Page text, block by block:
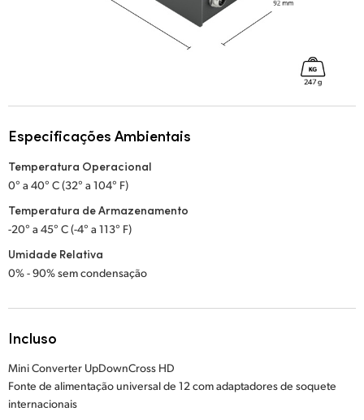
Especificações Ambientais
Temperatura Operacional
0° a 40° C (32° a 104° F)
Temperatura de Armazenamento
-20° a 45° C (-4° a 113° F)
Umidade Relativa
0% - 90% sem condensação
Incluso
Mini Converter UpDownCross HD
Fonte de alimentação universal de 12 com adaptadores de soquete
internacionais